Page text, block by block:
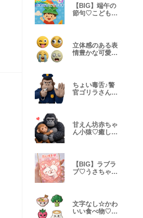
【BIG】端午の
節句♡こどもの
立体感のある表
情豊かな可愛い
ちょい毒舌♪警
官ゴリラさんの
甘えん坊赤ちゃ
ん小猿♡癒し子
【BIG】ラブラ
ブ♡うさちゃん
文字なし☆かわ
いい食べ物♡飲